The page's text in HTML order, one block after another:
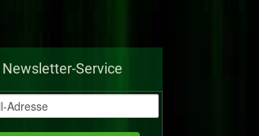
Newsletter-Service